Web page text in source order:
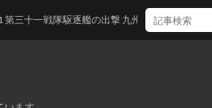
逐艦の出撃 九州沖/南西諸島沖